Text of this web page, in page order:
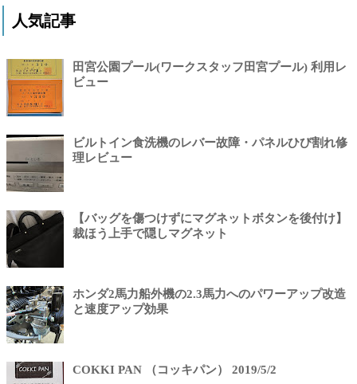
人気記事
田宮公園プール(ワークスタッフ田宮プール) 利用レ
ビュー
ビルトイン食洗機のレバー故障・パネルひび割れ修
理レビュー
【バッグを傷つけずにマグネットボタンを後付け】
裁ほう上手で隠しマグネット
ホンダ2馬力船外機の2.3馬力へのパワーアップ改造
と速度アップ効果
COKKI PAN （コッキパン） 2019/5/2